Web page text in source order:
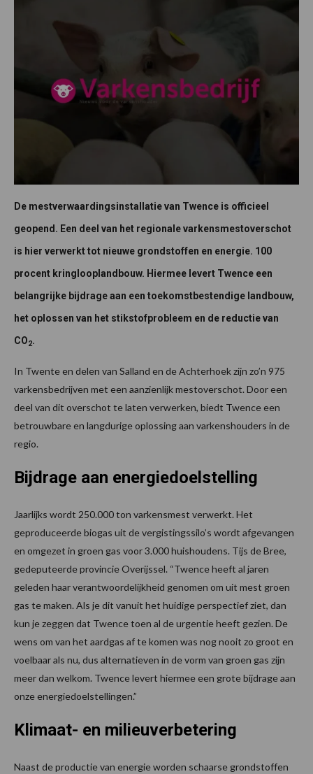
De mestverwaardingsinstallatie van Twence is officieel
geopend. Een deel van het regionale varkensmestoverschot
is hier verwerkt tot nieuwe grondstoffen en energie. 100
procent kringlooplandbouw. Hiermee levert Twence een
belangrijke bijdrage aan een toekomstbestendige landbouw,
het oplossen van het stikstofprobleem en de reductie van
CO2.
In Twente en delen van Salland en de Achterhoek zijn zo’n 975
varkensbedrijven met een aanzienlijk mestoverschot. Door een
deel van dit overschot te laten verwerken, biedt Twence een
betrouwbare en langdurige oplossing aan varkenshouders in de
regio.
Bijdrage aan energiedoelstelling
Jaarlijks wordt 250.000 ton varkensmest verwerkt. Het
geproduceerde biogas uit de vergistingssilo’s wordt afgevangen
en omgezet in groen gas voor 3.000 huishoudens. Tijs de Bree,
gedeputeerde provincie Overijssel. “Twence heeft al jaren
geleden haar verantwoordelijkheid genomen om uit mest groen
gas te maken. Als je dit vanuit het huidige perspectief ziet, dan
kun je zeggen dat Twence toen al de urgentie heeft gezien. De
wens om van het aardgas af te komen was nog nooit zo groot en
voelbaar als nu, dus alternatieven in de vorm van groen gas zijn
meer dan welkom. Twence levert hiermee een grote bijdrage aan
onze energiedoelstellingen.”
Klimaat- en milieuverbetering
Naast de productie van energie worden schaarse grondstoffen